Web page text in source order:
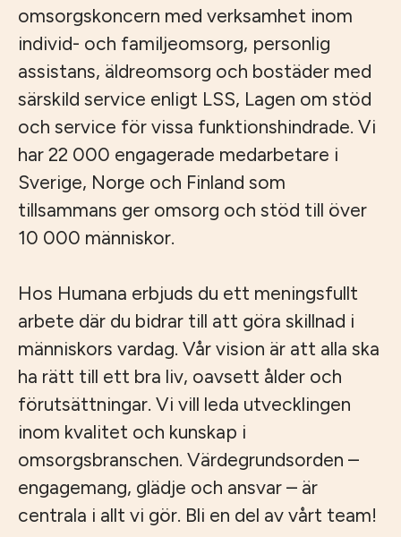
omsorgskoncern med verksamhet inom
individ- och familjeomsorg, personlig
assistans, äldreomsorg och bostäder med
särskild service enligt LSS, Lagen om stöd
och service för vissa funktionshindrade. Vi
har 22 000 engagerade medarbetare i
Sverige, Norge och Finland som
tillsammans ger omsorg och stöd till över
10 000 människor.
Hos Humana erbjuds du ett meningsfullt
arbete där du bidrar till att göra skillnad i
människors vardag. Vår vision är att alla ska
ha rätt till ett bra liv, oavsett ålder och
förutsättningar. Vi vill leda utvecklingen
inom kvalitet och kunskap i
omsorgsbranschen. Värdegrundsorden –
engagemang, glädje och ansvar – är
centrala i allt vi gör. Bli en del av vårt team!